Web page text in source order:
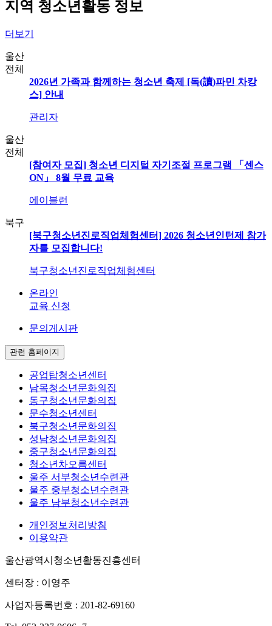
지역 청소년활동 정보
더보기
울산
전체
2026년 가족과 함께하는 청소년 축제 [독(讀)파민 차캉
스] 안내
관리자
울산
전체
[참여자 모집] 청소년 디지털 자기조절 프로그램 「센스
ON」 8월 무료 교육
에이블런
북구
[북구청소년진로직업체험센터] 2026 청소년인턴제 참가
자를 모집합니다!
북구청소년진로직업체험센터
온라인
교육 신청
문의게시판
관련 홈페이지
공업탑청소년센터
남목청소년문화의집
동구청소년문화의집
문수청소년센터
북구청소년문화의집
성남청소년문화의집
중구청소년문화의집
청소년차오름센터
울주 서부청소년수련관
울주 중부청소년수련관
울주 남부청소년수련관
개인정보처리방침
이용약관
울산광역시청소년활동진흥센터
센터장 : 이영주
사업자등록번호 : 201-82-69160